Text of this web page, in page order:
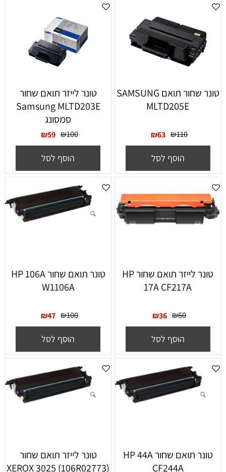
טונר שחור תואם SAMSUNG
MLTD205E
₪110
₪63
הוסף לסל
‏טונר לייזר תואם שחור
Samsung MLTD203E
סמסונג
₪100
₪59
הוסף לסל
‏טונר ‏לייזר תואם שחור HP
17A CF217A
₪60
₪36
הוסף לסל
‏טונר תואם שחור HP 106A
W1106A
₪100
₪47
הוסף לסל
‏טונר תואם שחור HP 44A
CF244A
טונר לייזר תואם שחור
(XEROX 3025 ׁ(106R02773